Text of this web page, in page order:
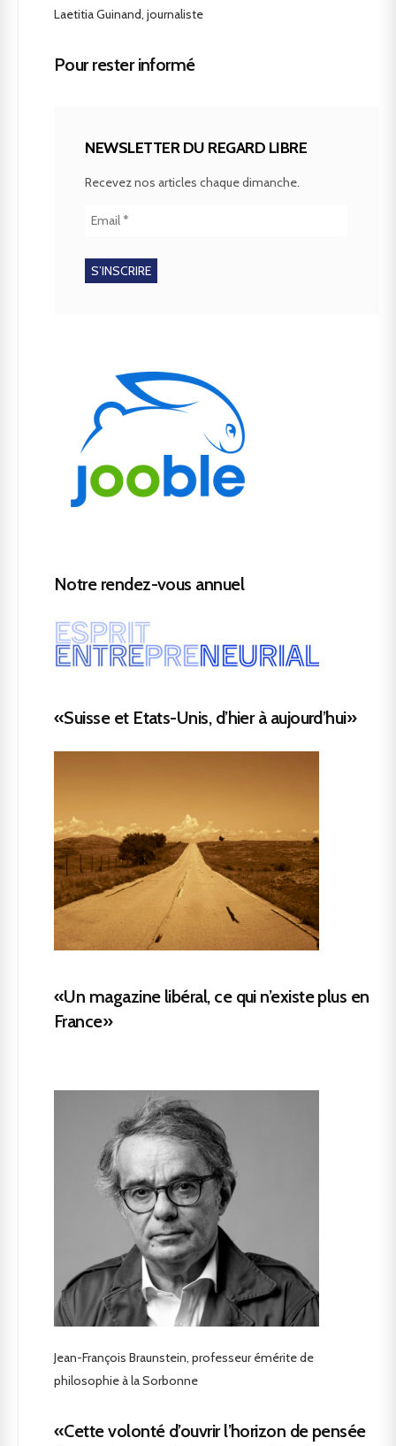
Laetitia Guinand, journaliste
Pour rester informé
NEWSLETTER DU REGARD LIBRE
Recevez nos articles chaque dimanche.
Notre rendez-vous annuel
«Suisse et Etats-Unis, d’hier à aujourd’hui»
«Un magazine libéral, ce qui n’existe plus en
France»
Jean-François Braunstein, professeur émérite de
philosophie à la Sorbonne
«Cette volonté d’ouvrir l’horizon de pensée